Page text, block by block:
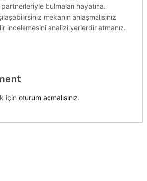
bulmaları hayatına.
mekanın anlaşmalısınız
incelemesini analizi yerlerdir atmanız.
için oturum açmalısınız.